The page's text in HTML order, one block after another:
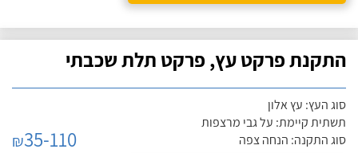
התקנת פרקט עץ, פרקט תלת שכבתי
סוג העץ: עץ אלון
תשתית קיימת: על גבי מרצפות
סוג התקנה: הנחה צפה
₪35-110